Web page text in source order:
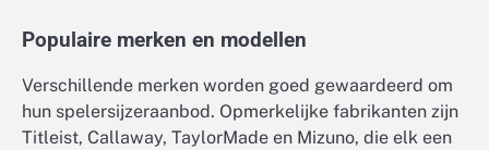
Populaire merken en modellen
Verschillende merken worden goed gewaardeerd om
hun spelersijzeraanbod. Opmerkelijke fabrikanten zijn
Titleist, Callaway, TaylorMade en Mizuno, die elk een